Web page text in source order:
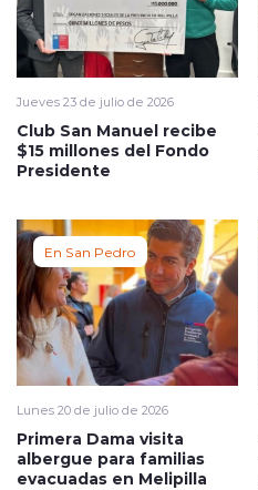
Jueves 23 de julio de 2026
Club San Manuel recibe
$15 millones del Fondo
Presidente
En San Pedro
Lunes 20 de julio de 2026
Primera Dama visita
albergue para familias
evacuadas en Melipilla